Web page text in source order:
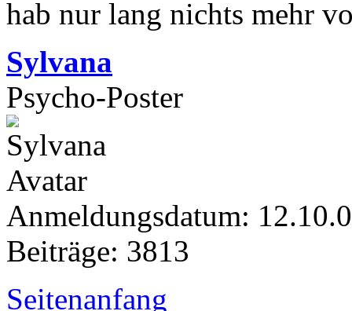
hab nur lang nichts mehr
Sylvana
Psycho-Poster
Anmeldungsdatum:
Beiträge: 3813
Seitenanfang